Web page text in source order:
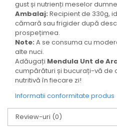
gust și nutrienți meselor
Ambalaj: Recipient de 330g,
cămară sau frigider după
prospețimea.
Note: A se consuma cu
alte nuci.
Adăugați Mendula Unt de
cumpărături și bucurați-vă de
nutritivă în fiecare zi!
Informatii conformitate produs
Review-uri (0)